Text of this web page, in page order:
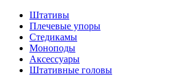
Штативы
Плечевые упоры
Стедикамы
Моноподы
Аксессуары
Штативные головы